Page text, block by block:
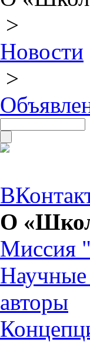
>
Новости
>
О
Миссия
Научные
авторы